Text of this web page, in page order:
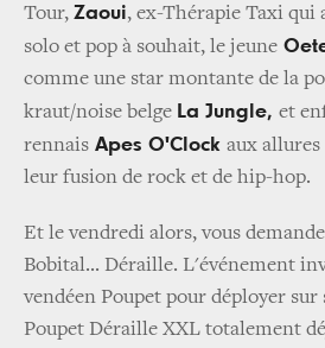
Tour, Zaoui, ex-Thérapie Taxi qui
solo et pop à souhait, le jeune
comme une star montante de la
kraut/noise belge La Jungle, et
rennais Apes O'Clock aux allures
leur fusion de rock et de hip-hop.
Et le vendredi alors, vous
Bobital... Déraille. L'événement
vendéen Poupet pour déployer sur
Poupet Déraille XXL totalement